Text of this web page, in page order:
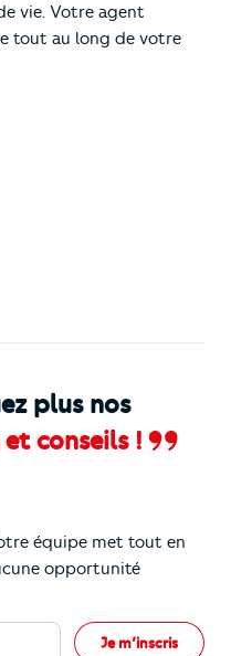
vie. Votre agent
tout au long de votre
plus nos
conseils !
équipe met tout en
opportunité
Je m’inscris